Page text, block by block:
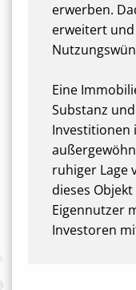
erwerben.
erweitert
Eine
Substanz
Investitionen
ruhiger Lage
dieses
Eigennutzer
Investoren